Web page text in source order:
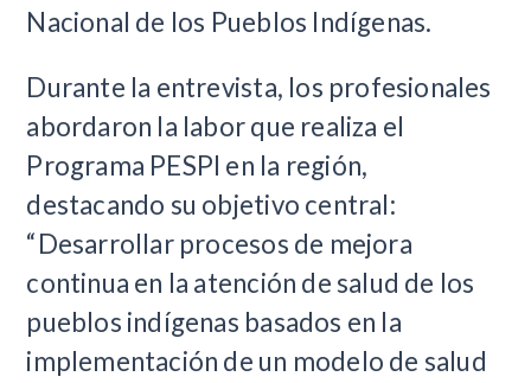
Nacional de los Pueblos Indígenas.
Durante la entrevista, los profesionales
abordaron la labor que realiza el
Programa PESPI en la región,
destacando su objetivo central:
“Desarrollar procesos de mejora
continua en la atención de salud de los
pueblos indígenas basados en la
implementación de un modelo de salud